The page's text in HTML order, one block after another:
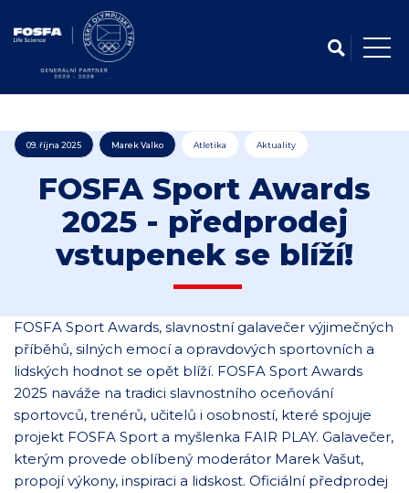
09. října 2025 Marek Valko Atletika Aktuality
FOSFA Sport Awards
2025 - předprodej
vstupenek se blíží!
FOSFA Sport Awards, slavnostní galavečer výjimečných
příběhů, silných emocí a opravdových sportovních a
lidských hodnot se opět blíží. FOSFA Sport Awards
2025 naváže na tradici slavnostního oceňování
sportovců, trenérů, učitelů i osobností, které spojuje
projekt FOSFA Sport a myšlenka FAIR PLAY. Galavečer,
kterým provede oblíbený moderátor Marek Vašut,
propojí výkony, inspiraci a lidskost. Oficiální předprodej